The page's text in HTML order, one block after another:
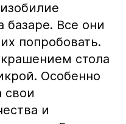
базаре. Все они
попробовать.
стола
Особенно
свои
и